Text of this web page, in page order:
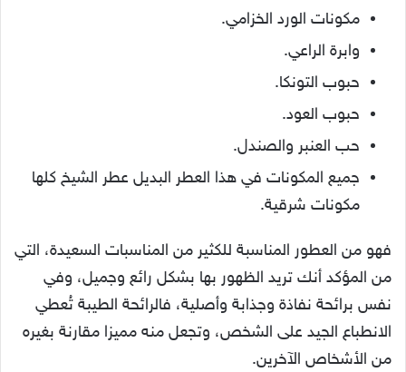
مكونات الورد الخزامي.
وابرة الراعي.
حبوب التونكا.
حبوب العود.
حب العنبر والصندل.
جميع المكونات في هذا العطر البديل عطر الشيخ كلها
مكونات شرقية.
فهو من العطور المناسبة للكثير من المناسبات السعيدة، التي
من المؤكد أنك تريد الظهور بها بشكل رائع وجميل، وفي
نفس برائحة نفاذة وجذابة وأصلية، فالرائحة الطيبة تُعطي
الانطباع الجيد على الشخص، وتجعل منه مميزا مقارنة بغيره
من الأشخاص الآخرين.